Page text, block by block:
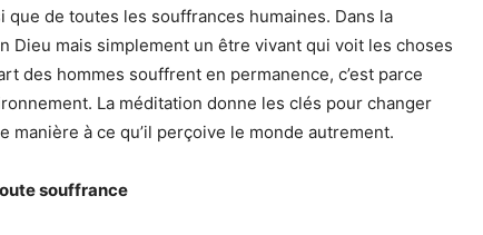
que de toutes les souffrances humaines. Dans la
Dieu mais simplement un être vivant qui voit les choses
des hommes souffrent en permanence, c’est parce
La méditation donne les clés pour changer
à ce qu’il perçoive le monde autrement.
souffrance